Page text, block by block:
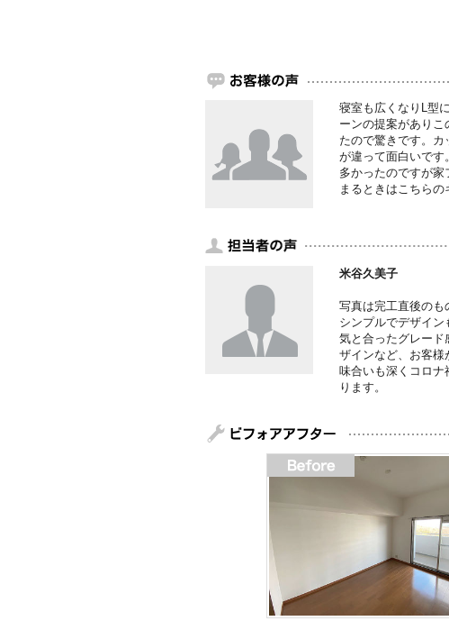
寝室も広くなりL型
ーンの提案があり
たので驚きです。
が違って面白いです
多かったのですが
まるときはこちらの
米谷久美子
写真は完工直後のも
シンプルでデザイ
気と合ったグレード
ザインなど、お客様
味合いも深くコロナ
ります。